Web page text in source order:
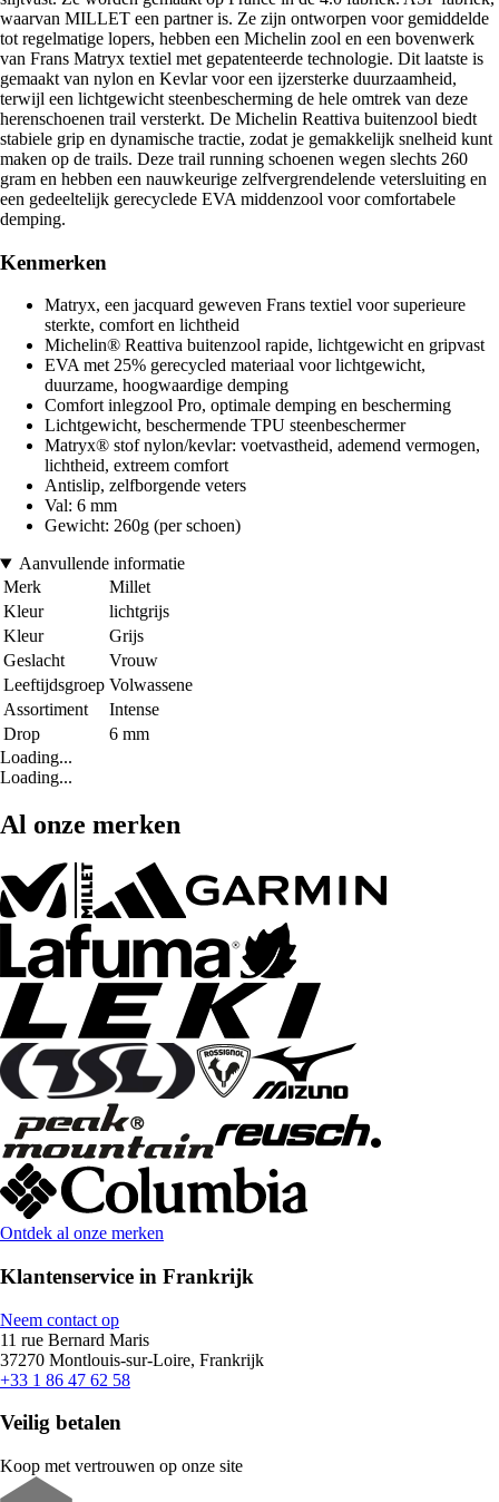
waarvan MILLET een partner is. Ze zijn ontworpen voor gemiddelde
tot regelmatige lopers, hebben een Michelin zool en een bovenwerk
van Frans Matryx textiel met gepatenteerde technologie. Dit laatste is
gemaakt van nylon en Kevlar voor een ijzersterke duurzaamheid,
terwijl een lichtgewicht steenbescherming de hele omtrek van deze
herenschoenen trail versterkt. De Michelin Reattiva buitenzool biedt
stabiele grip en dynamische tractie, zodat je gemakkelijk snelheid kunt
maken op de trails. Deze trail running schoenen wegen slechts 260
gram en hebben een nauwkeurige zelfvergrendelende vetersluiting en
een gedeeltelijk gerecyclede EVA middenzool voor comfortabele
demping.
Kenmerken
Matryx, een jacquard geweven Frans textiel voor superieure
sterkte, comfort en lichtheid
Michelin® Reattiva buitenzool rapide, lichtgewicht en gripvast
EVA met 25% gerecycled materiaal voor lichtgewicht,
duurzame, hoogwaardige demping
Comfort inlegzool Pro, optimale demping en bescherming
Lichtgewicht, beschermende TPU steenbeschermer
Matryx® stof nylon/kevlar: voetvastheid, ademend vermogen,
lichtheid, extreem comfort
Antislip, zelfborgende veters
Val: 6 mm
Gewicht: 260g (per schoen)
Aanvullende informatie
Merk
Millet
Kleur
lichtgrijs
Kleur
Grijs
Geslacht
Vrouw
Leeftijdsgroep Volwassene
Assortiment
Intense
Drop
6 mm
Loading...
Loading...
Al onze merken
Ontdek al onze merken
Klantenservice in Frankrijk
Neem contact op
11 rue Bernard Maris
37270 Montlouis-sur-Loire, Frankrijk
+33 1 86 47 62 58
Veilig betalen
Koop met vertrouwen op onze site